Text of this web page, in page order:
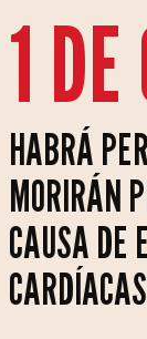
1
HABRÁ
MORIRÁN
CAUSA DE
CARDÍACAS